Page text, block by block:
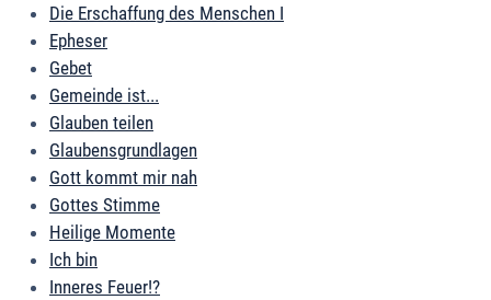
Die Erschaffung des Menschen I
Epheser
Gebet
Gemeinde ist...
Glauben teilen
Glaubensgrundlagen
Gott kommt mir nah
Gottes Stimme
Heilige Momente
Ich bin
Inneres Feuer!?